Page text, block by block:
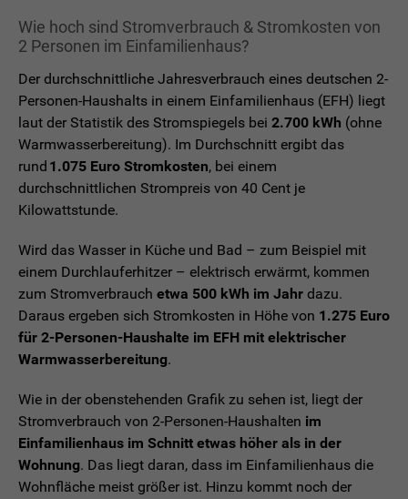
Wie hoch sind Stromverbrauch & Stromkosten von
2 Personen im Einfamilienhaus?
Der durchschnittliche Jahresverbrauch eines deutschen 2-
Personen-Haushalts in einem Einfamilienhaus (EFH) liegt
laut der Statistik des Stromspiegels bei 2.700 kWh (ohne
Warmwasserbereitung). Im Durchschnitt ergibt das
rund 1.075 Euro Stromkosten, bei einem
durchschnittlichen Strompreis von 40 Cent je
Kilowattstunde.
Wird das Wasser in Küche und Bad – zum Beispiel mit
einem Durchlauferhitzer – elektrisch erwärmt, kommen
zum Stromverbrauch etwa 500 kWh im Jahr dazu.
Daraus ergeben sich Stromkosten in Höhe von 1.275 Euro
für 2-Personen-Haushalte im EFH mit elektrischer
Warmwasserbereitung.
Wie in der obenstehenden Grafik zu sehen ist, liegt der
Stromverbrauch von 2-Personen-Haushalten im
Einfamilienhaus im Schnitt etwas höher als in der
Wohnung. Das liegt daran, dass im Einfamilienhaus die
Wohnfläche meist größer ist. Hinzu kommt noch der